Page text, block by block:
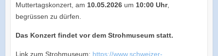
Muttertagskonzert, am 10.05.2026um 10:00 Uhr,
begrüssen zu dürfen.
Das Konzert findet vor dem Strohmuseum statt.
Link zum Strohmuseum: https://www.schweizer-